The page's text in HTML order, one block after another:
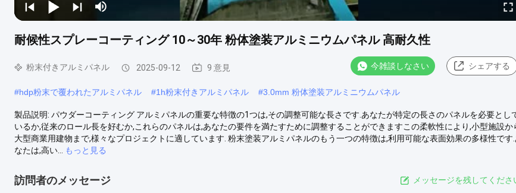
耐候性スプレーコーティング 10～30年 粉体塗装アルミニウムパネル 高耐久性
粉末付きアルミパネル 2025-09-12 9 意見 今雑談しなさい シェアする
#hdp粉末で覆われたアルミパネル #1h粉末付きアルミパネル #3.0mm 粉体塗装アルミニウムパネル
製品説明: パウダーコーティング アルミパネルの重要な特徴の1つは,その調整可能な長さです.あなたが特定の長さのパネルを必要とし
いるか,従来のロール長を好むか,これらのパネルは,あなたの要件を満たすために調整することができますこの柔軟性により,小型施設か
大型商業用建物まで,様々なプロジェクトに適しています. 粉末塗装アルミパネルのもう一つの特徴は,利用可能な表面効果の多様性です.
なたは,高い...
もっと見る
訪問者のメッセージ メッセージを残してくださ